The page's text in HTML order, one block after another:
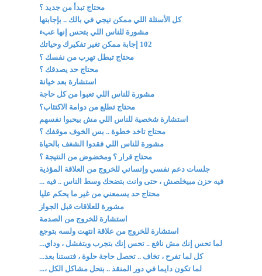
محتاج تبدأ من جديد ؟
كل الأسئلة اللي ممكن تيجي في بالك .. بإجابتها
مشورة للناس اللي بتحس إنها عبء
102 إجابة ممكن تغير تفكيرك وحياتك
محتاج تبطل تهرب من نفسك ؟
محتاج حد يصدقك ؟
استشارة بعد خيانة
مشورة للناس اللي تعبوا من كل حاجة
محتاج تطلع من دوامة الاكتئاب؟
استشارة شخصية للناس اللي مش بيحبوا نفسهم
محتاج تاخد خطوة .. بس الخوف موقفك ؟
مشورة للناس اللي فقدوا الشغف بالحياة
محتاج قرار ؟ ومخضوض من النتيجة ؟
جلسات دعم نفسي وإنساني للخروج من العلاقة المؤذية
فيه حزن مبيخلصش ، حتى وانت بتضحك وسط الناس .. فيه ...
محتاج حد يسمعني من غير ما يحكم عليا
مشورة للعلاقات قبل الجواز
استشارة للخروج من الصدمة
استشارة للخروج من علاقة انتهت ولسه بتوجع
لما تحس إنك مش نافع .. تحس إنك بتجرب وبتفشل ، وداي...
كل لما تفرح ، تخاف .. تحصل حاجة حلوة ، فتستنا بعد...
لما تكون دايما في دور المنقذ .. بتحل مشاكل الكل ،...